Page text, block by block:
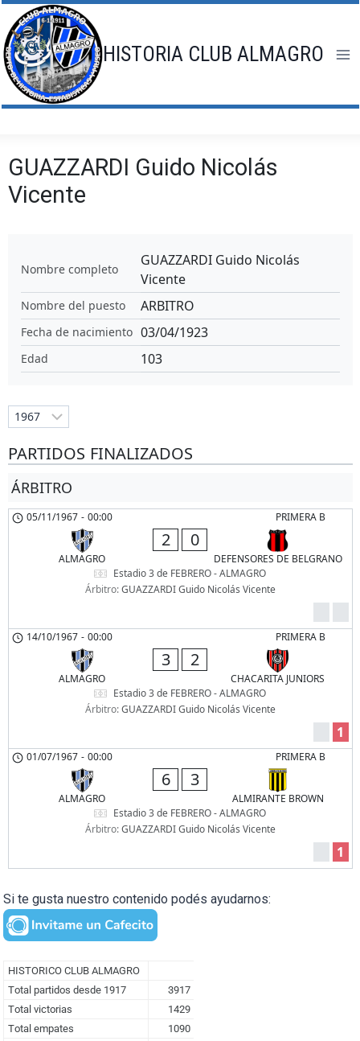
Saltar
al
contenido
HISTORIA CLUB ALMAGRO
GUAZZARDI Guido Nicolás
Vicente
Nombre completo
GUAZZARDI Guido Nicolás
Vicente
Nombre del puesto ARBITRO
Fecha de nacimiento 03/04/1923
Edad 103
PARTIDOS FINALIZADOS
ÁRBITRO
PRIMERA B
05/11/1967 - 00:00
ALMAGRO
2 0
DEFENSORES DE BELGRANO
Estadio 3 de FEBRERO - ALMAGRO
Árbitro:GUAZZARDI Guido Nicolás Vicente
PRIMERA B
14/10/1967 - 00:00
ALMAGRO
3 2
CHACARITA JUNIORS
Estadio 3 de FEBRERO - ALMAGRO
Árbitro:GUAZZARDI Guido Nicolás Vicente
1
PRIMERA B
01/07/1967 - 00:00
ALMAGRO
6 3
ALMIRANTE BROWN
Estadio 3 de FEBRERO - ALMAGRO
Árbitro:GUAZZARDI Guido Nicolás Vicente
1
Si te gusta nuestro contenido podés ayudarnos: